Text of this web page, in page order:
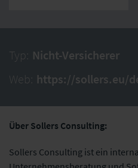
Typ: Nicht-Versicherer
Web: https://sollers.eu/
Über Sollers Consulting:
Sollers Consulting ist ein